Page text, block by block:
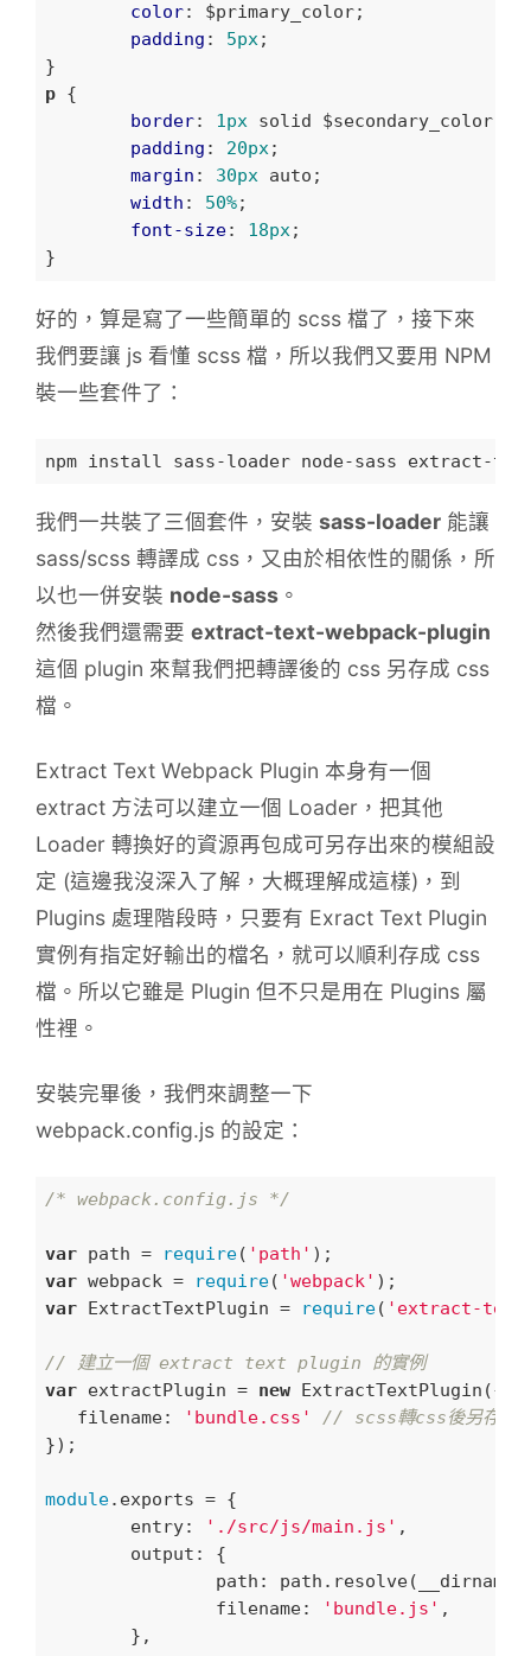
color: $primary_color;
padding : 5px;
p {
border: 1px solid $secondary_color;
padding : 20px;
margin : 30px auto;
width : 50%;
font-size: 18px;
好的，算是寫了一些簡單的 scss 檔了，接下來
我們要讓 js 看懂 scss 檔，所以我們又要用 NPM
裝一些套件了：
我們一共裝了三個套件，安裝 sass-loader 能讓
sass/scss 轉譯成 css，又由於相依性的關係，所
以也一併安裝 node-sass 。
然後我們還需要 extract-text-webpack-plugin
這個 plugin 來幫我們把轉譯後的 css 另存成 css
檔。
Extract Text Webpack Plugin 本身有一個
extract 方法可以建立一個 Loader，把其他
Loader 轉換好的資源再包成可另存出來的模組設
定 (這邊我沒深入了解，大概理解成這樣)，到
Plugins 處理階段時，只要有 Exract Text Plugin
實例有指定好輸出的檔名，就可以順利存成 css
檔。所以它雖是 Plugin 但不只是用在 Plugins 屬
性裡。
安裝完畢後，我們來調整一下
webpack.config.js 的設定：
/* webpack.config.js */
var path = require( 'path'
var webpack = require( 'webpack'
var ExtractTextPlugin = require( 'extract-text-
// 建立一個 extract text plugin 的實例
var extractPlugin = new ExtractTextPlugin({
filename: 'bundle.css'
// scss轉css後另存的
});
module.exports = {
entry: './src/js/main.js' ,
output : {
path :
filename: 'bundle.js' ,